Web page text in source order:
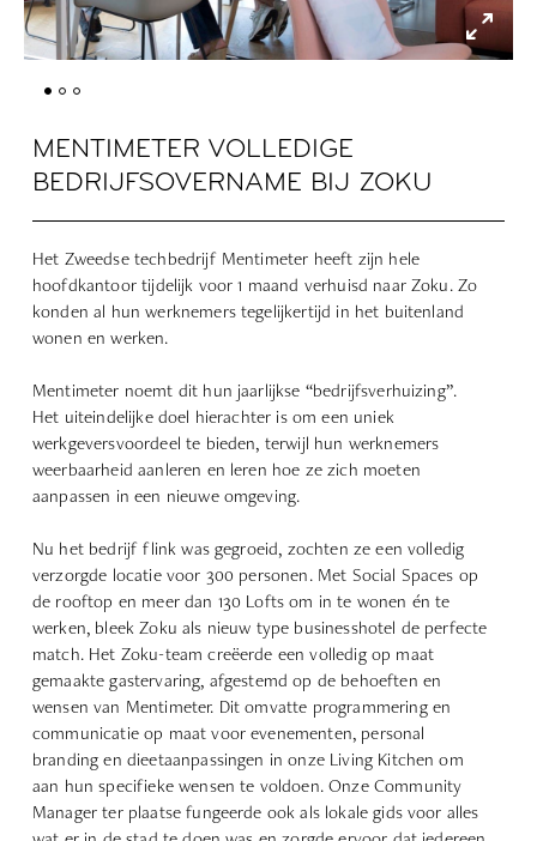
MENTIMETER VOLLEDIGE
BEDRIJFSOVERNAME BIJ ZOKU
Het Zweedse techbedrijf Mentimeter heeft zijn hele
hoofdkantoor tijdelijk voor 1 maand verhuisd naar Zoku. Zo
konden al hun werknemers tegelijkertijd in het buitenland
wonen en werken.
Mentimeter noemt dit hun jaarlijkse “bedrijfsverhuizing”.
Het uiteindelijke doel hierachter is om een uniek
werkgeversvoordeel te bieden, terwijl hun werknemers
weerbaarheid aanleren en leren hoe ze zich moeten
aanpassen in een nieuwe omgeving.
Nu het bedrijf flink was gegroeid, zochten ze een volledig
verzorgde locatie voor 300 personen. Met Social Spaces op
de rooftop en meer dan 130 Lofts om in te wonen én te
werken, bleek Zoku als nieuw type businesshotel de perfecte
match. Het Zoku-team creëerde een volledig op maat
gemaakte gastervaring, afgestemd op de behoeften en
wensen van Mentimeter. Dit omvatte programmering en
communicatie op maat voor evenementen, personal
branding en dieetaanpassingen in onze Living Kitchen om
aan hun specifieke wensen te voldoen. Onze Community
Manager ter plaatse fungeerde ook als lokale gids voor alles